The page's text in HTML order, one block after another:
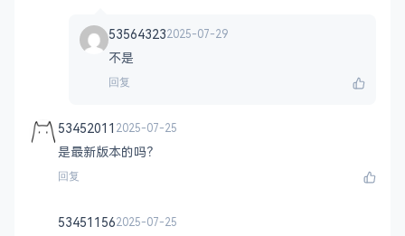
535643232025-07-29
不是
回复
53452011 2025-07-25
是最新版本的吗？
回复
534511562025-07-25